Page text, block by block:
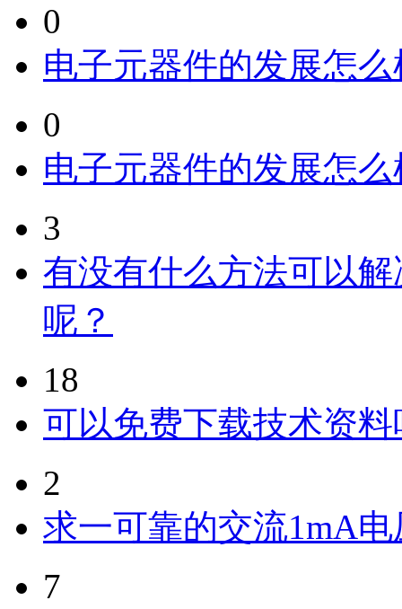
0
电子元器件的发展怎么
0
电子元器件的发展怎么
3
有没有什么方法可以
呢？
18
可以免费下载技术资料
2
求一可靠的交流1mA
7